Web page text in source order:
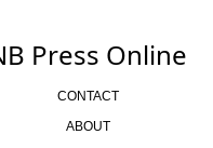
Press Online
CONTACT
ABOUT